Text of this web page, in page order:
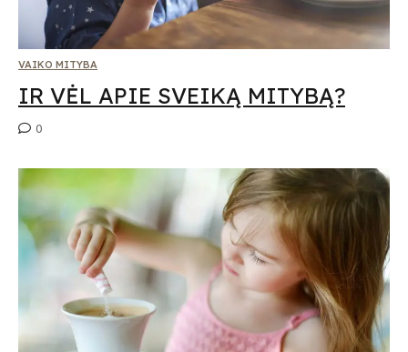
VAIKO MITYBA
IR VĖL APIE SVEIKĄ MITYBĄ?
0